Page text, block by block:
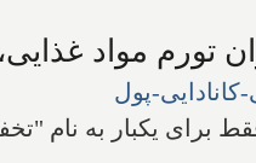
کانادا) در تاریخ ۵ ژوئیه، قرار